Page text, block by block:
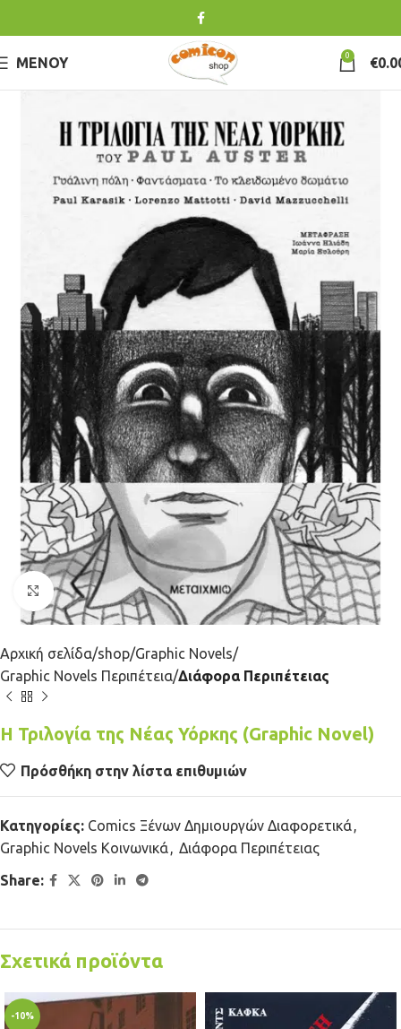
ΜΕΝΟΎ 0 €
Κλικ για μεγέθυνση
Αρχική σελίδα shop Graphic Novels
Graphic Novels Περιπέτεια Διάφορα Περιπέτειας
Η Τριλογία της Νέας Υόρκης (Graphic Novel)
Πρόσθήκη στην λίστα επιθυμιών
Κατηγορίες: Comics Ξένων Δημιουργών Διαφορετικά,
Graphic Novels Κοινωνικά, Διάφορα Περιπέτειας
Share:
Σχετικά προϊόντα
-10%